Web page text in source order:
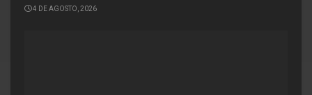
4 DE AGOSTO, 2026